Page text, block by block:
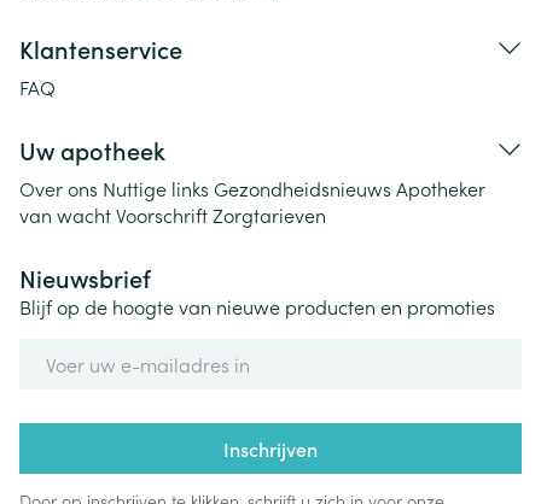
Klantenservice
FAQ
Uw apotheek
Over ons Nuttige links Gezondheidsnieuws Apotheker
van wachtVoorschriftZorgtarieven
Nieuwsbrief
Blijf op de hoogte van nieuwe producten en promoties
Inschrijven